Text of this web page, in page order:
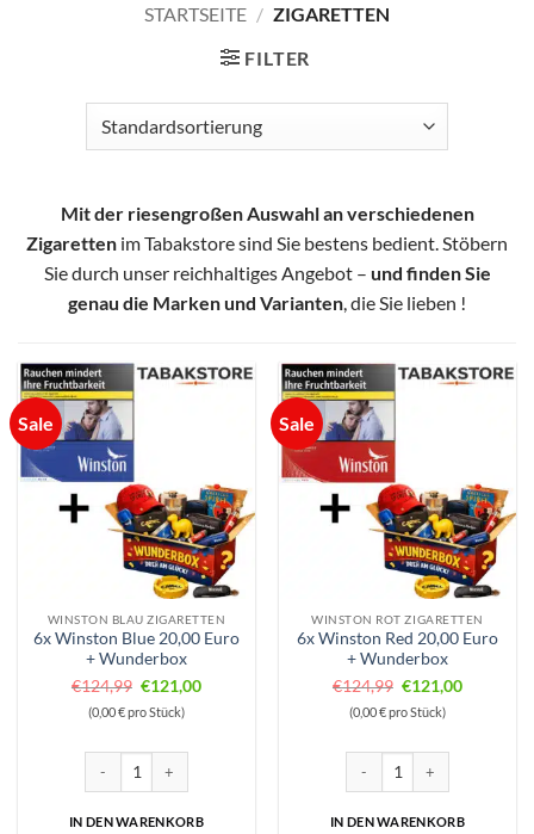
STARTSEITE / ZIGARETTEN
FILTER
Mit der riesengroßen Auswahl an verschiedenen
Zigaretten im Tabakstore sind Sie bestens bedient. Stöbern
Sie durch unser reichhaltiges Angebot – und finden Sie
genau die Marken und Varianten, die Sie lieben !
Sale
WINSTON BLAU ZIGARETTEN
6x Winston Blue 20,00 Euro
+ Wunderbox
€124,99 Ursprünglicher
Preis
€121,00Aktueller
(0,00 € pro Stück)
6x Winston Blue 20,00 Euro + Wunderbox Menge
IN DEN WARENKORB
Sale
WINSTON ROT ZIGARETTEN
6x Winston Red 20,00 Euro
+ Wunderbox
€124,99 Ursprünglicher
Preis
€121,00Aktueller
(0,00 € pro Stück)
6x Winston Red 20,00 Euro
IN DEN WARENKORB